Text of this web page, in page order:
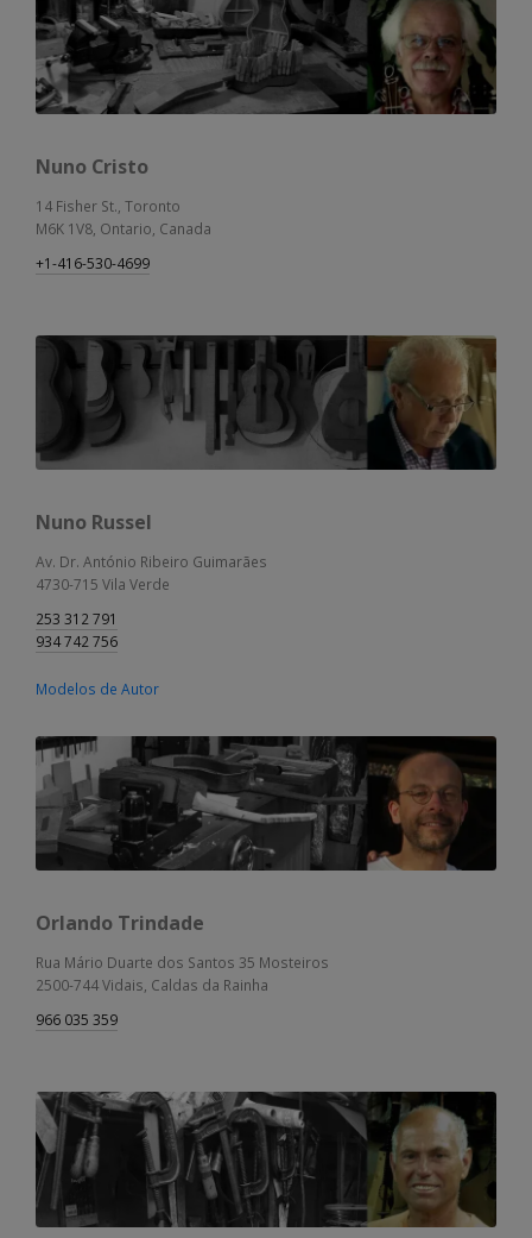
Nuno Cristo
14 Fisher St., Toronto
M6K 1V8, Ontario, Canada
+1-416-530-4699
Nuno Russel
Av. Dr. António Ribeiro Guimarães
4730-715 Vila Verde
253 312 791
934 742 756
Modelos de Autor
Orlando Trindade
Rua Mário Duarte dos Santos 35 Mosteiros
2500-744 Vidais, Caldas da Rainha
966 035 359